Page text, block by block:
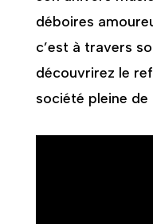
déboires
c’est à travers
découvrirez le
société pleine